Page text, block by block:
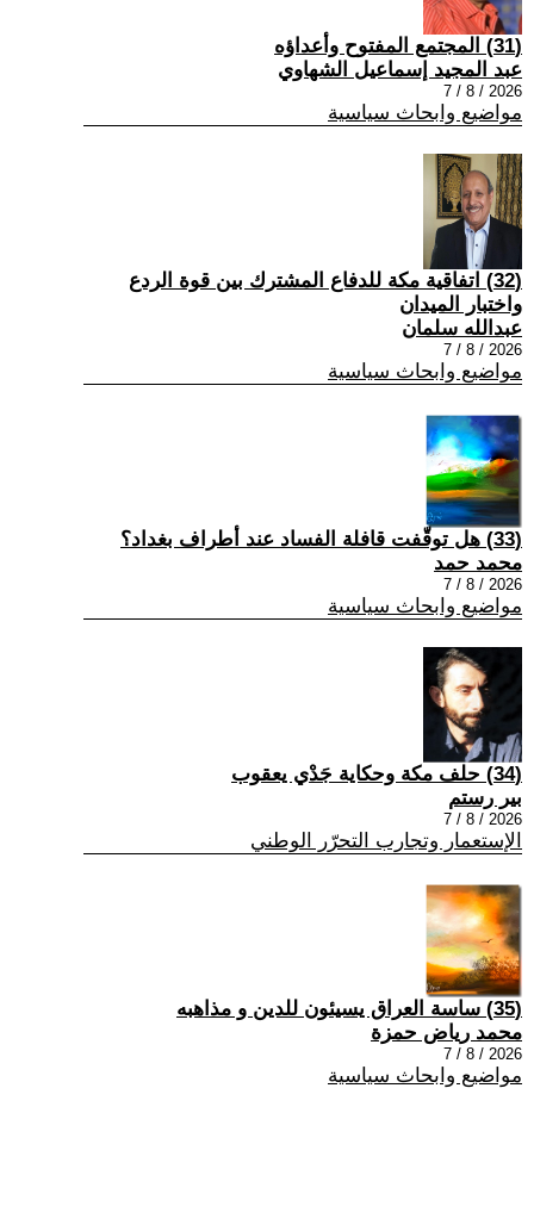
(31) المجتمع المفتوح وأعداؤه
عبد المجيد إسماعيل الشهاوي
2026 / 8 / 7
مواضيع وابحاث سياسية
(32) اتفاقية مكة للدفاع المشترك بين قوة الردع
واختبار الميدان
عبدالله سلمان
2026 / 8 / 7
مواضيع وابحاث سياسية
(33) هل توقّفت قافلة الفساد عند أطراف بغداد؟
محمد حمد
2026 / 8 / 7
مواضيع وابحاث سياسية
(34) حلف مكة وحكاية جَدْي يعقوب
بير رستم
2026 / 8 / 7
الإستعمار وتجارب التحرّر الوطني
(35) ساسة العراق يسيئون للدين و مذاهبه
محمد رياض حمزة
2026 / 8 / 7
مواضيع وابحاث سياسية